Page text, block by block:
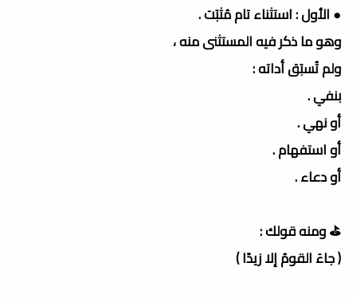
● الأول : استثناء تام مُثبَت .
وهو ما ذكر فيه المستثنى منه ،
ولم تُسبَق أداته :
بنفي .
أو نهي .
أو استفهام .
أو دعاء .
⛳️ ومنه قولك :
( جاءَ القومُ إلا زيدًا )